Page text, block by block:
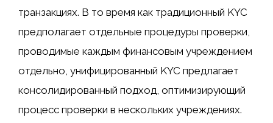
транзакциях. В то время как традиционный KYC
предполагает отдельные процедуры проверки,
проводимые каждым финансовым учреждением
отдельно, унифицированный KYC предлагает
консолидированный подход, оптимизирующий
процесс проверки в нескольких учреждениях.